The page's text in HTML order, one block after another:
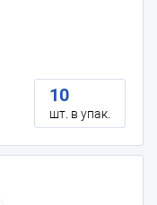
10
шт. в упак.